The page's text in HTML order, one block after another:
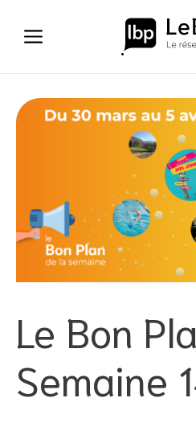
contenu
Le Bon
Semaine